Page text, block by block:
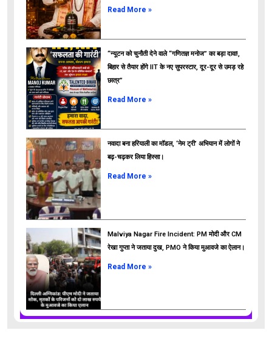
ads
Read More »
“न्यूटन को चुनौती देने वाले “गणितज्ञ मनोज” का बड़ा दावा!,
बिहार से तैयार होंगे IIT के नए सुपरस्टार, दूर-दूर से उमड़ रहे
छात्र”
Read More »
नवादा बना हरियाली का मॉडल, ‘नेम ट्री’ अभियान में लोगों ने
बढ़-चढ़कर लिया हिस्सा।
Read More »
Malviya Nagar Fire Incident: PM मोदी और CM
रेखा गुप्ता ने जताया दुख, PMO ने किया मुआवजे का ऐलान।
Read More »